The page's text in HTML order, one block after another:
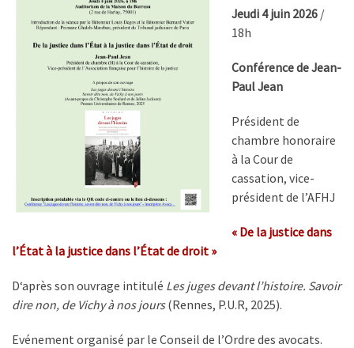
Jeudi 4 juin 2026/
18h
Conférence de Jean-
Paul Jean
Président de
chambre honoraire
à la Cour de
cassation, vice-
président de l’AFHJ
« De la justice dans
l’État à la justice dans l’État de droit »
D‘après son ouvrage intitulé Les juges devant l’histoire. Savoir
dire non, de Vichy à nos jours(Rennes, P.U.R, 2025).
Evénement organisé par le Conseil de l’Ordre des avocats.